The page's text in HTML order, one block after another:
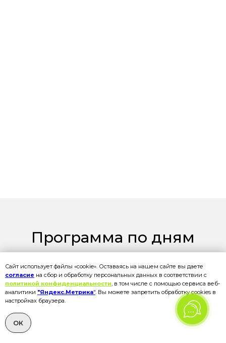
Программа по дням
ПЕРВЫЙ ДЕНЬ
Лес, горы и тайга
РАСКРЫТЬ ОПИСАНИЕ ДНЯ
Сайт использует файлы «cookie». Оставаясь на нашем сайте вы даете
согласие на сбор и обработку персональных данных в соответствии с
политикой конфиденциальности, в том числе с помощью сервиса веб-
аналитики "Яндекс.Метрика". Вы можете запретить обработку cookies в
настройках браузера.
ОК